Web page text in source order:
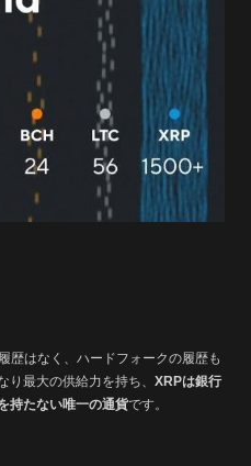
歴はなく、ハードフォークの履歴も
最大の供給力を持ち、 XRPは銀行
持たない唯一の通貨です。